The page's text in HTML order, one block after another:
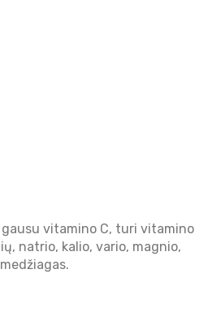
gausu vitamino C, turi vitamino
natrio, kalio, vario, magnio,